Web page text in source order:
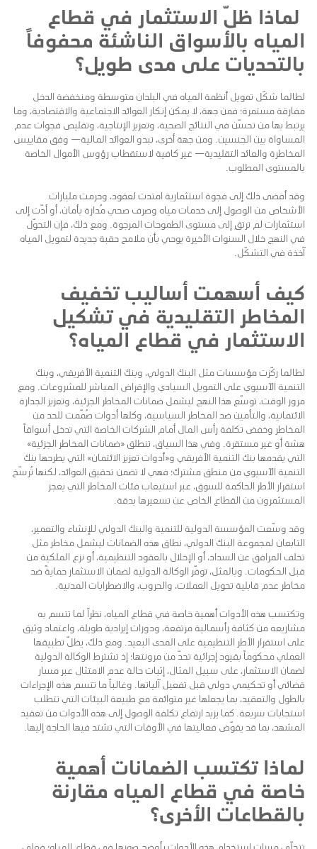
لماذا ظلّ الاستثمار في قطاع
المياه بالأسواق الناشئة محفوفاً
بالتحديات على مدى طويل؟
لطالما شكّل تمويل أنظمة المياه في البلدان متوسطة ومنخفضة الدخل
مفارقة مستمرة؛ فمن جهة، لا يمكن إنكار العوائد الاجتماعية والاقتصادية، وما
يرتبط بها من تحسّن في النتائج الصحية، وتعزيز الإنتاجية، وتقليص فجوات عدم
المساواة بين الجنسين. ومن جهة أخرى، تبدو العوائد المالية— وفق مقاييس
المخاطرة والعائد التقليدية— غير كافية لاستقطاب رؤوس الأموال الخاصة
بالمستوى المطلوب.
وقد أفضى ذلك إلى فجوة استثمارية امتدت لعقود، وحرمت مليارات
الأشخاص من الوصول إلى خدمات مياه وصرف صحي مُدارة بأمان، أو أدّت إلى
استثمارات لم ترتقِ إلى مستوى الطموحات المرجوة. ومع ذلك، فإن التحوّل
في النهج خلال السنوات الأخيرة يوحي بأن ملامح حقبة جديدة لتمويل المياه
آخذة في التشكّل.
كيف أسهمت أساليب تخفيف
المخاطر التقليدية في تشكيل
الاستثمار في قطاع المياه؟
لطالما ركّزت مؤسسات مثل البنك الدولي، وبنك التنمية الأفريقي، وبنك
التنمية الآسيوي على التمويل السيادي والإقراض المباشر للمشروعات. ومع
مرور الوقت، توسّع هذا النهج ليشمل ضمانات المخاطر الجزئية، وتعزيز الجدارة
الائتمانية، والتأمين ضد المخاطر السياسية، وكلها أدوات صُمّمت للحد من
المخاطر وخفض تكلفة رأس المال أمام الشركات الخاصة التي تدخل أسواقاً
هشة أو غير مستقرة. وفي هذا السياق، تنطلق «ضمانات المخاطر الجزئية»
التي يقدمها بنك التنمية الأفريقي و«أدوات تعزيز الائتمان» التي يطرحها بنك
التنمية الآسيوي من منطق مشترك؛ فهي لا تضمن تحقيق العوائد، لكنها تُرسّخ
استقرار الأطر الحاكمة للسوق، عبر استيعاب فئات المخاطر التي يعجز
المستثمرون من القطاع الخاص عن تسعيرها بدقة.
وقد وسّعت المؤسسة الدولية للتنمية والبنك الدولي للإنشاء والتعمير،
التابعان لمجموعة البنك الدولي، نطاق هذه الضمانات ليشمل مخاطر مثل
تخلف المرافق عن السداد، أو الإخلال بالعقود التنظيمية، أو نزع الملكية من
قبل الحكومات. وبالمثل، توفّر الوكالة الدولية لضمان الاستثمار حمايةً ضد
مخاطر عدم قابلية تحويل العملات، والحروب، والاضطرابات المدنية.
وتكتسب هذه الأدوات أهمية خاصة في قطاع المياه، نظراً لما تتسم به
مشاريعه من كثافة رأسمالية مرتفعة، ودورات إيرادية طويلة، واعتماد وثيق
على استقرار الأطر التنظيمية على المدى البعيد. ومع ذلك، يظلّ تطبيقها
العملي محكوماً بقيود إجرائية تحدّ من مرونتها؛ إذ تشترط الوكالة الدولية
لضمان الاستثمار، على سبيل المثال، إثبات حالة عدم الامتثال عبر مسار
قضائي أو تحكيمي دولي قبل تفعيل آلياتها. وغالباً ما تتسم هذه الإجراءات
بالطول والتعقيد، بما يجعلها غير متوائمة مع طبيعة البيئات التي تتطلب
استجابات سريعة. كما يزيد ارتفاع تكلفة الوصول إلى هذه الأدوات من تعقيد
المشهد، بما قد يقوّض فعاليتها في الأوقات التي تشتد فيها الحاجة إليها.
لماذا تكتسب الضمانات أهمية
خاصة في قطاع المياه مقارنة
بالقطاعات الأخرى؟
تتجلّى مبررات استخدام هذه الأدوات بأوضح صورها في قطاع المياه؛ فعلى